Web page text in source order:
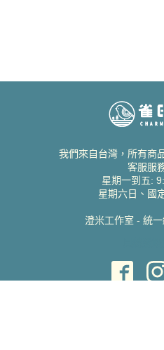
我們來自台灣，所有商
客服服
星期一到五:
星期六日、國
澄米工作室 - 統